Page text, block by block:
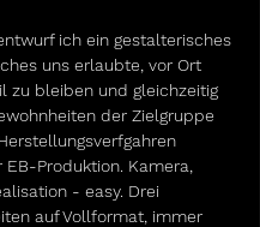
ich ein gestalterisches
uns erlaubte, vor Ort
zu bleiben und gleichzeitig
der Zielgruppe
EB-Produktion. Kamera,
- easy. Drei
auf Vollformat, immer